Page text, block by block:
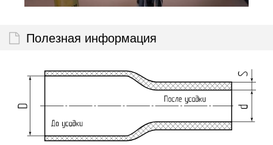
Полезная информация